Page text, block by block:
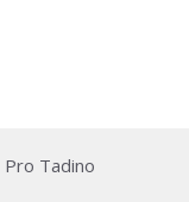
Tadino